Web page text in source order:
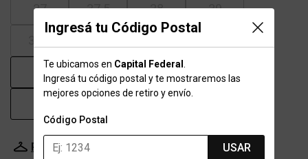
Ingresá tu Código Postal
Te ubicamos en Capital Federal
Ingresá tu código postal y te mostraremos las
mejores opciones de retiro y envío.
Código Postal
USAR
37 37.5 38 39
42 43 43.5
47
Probador Virtual